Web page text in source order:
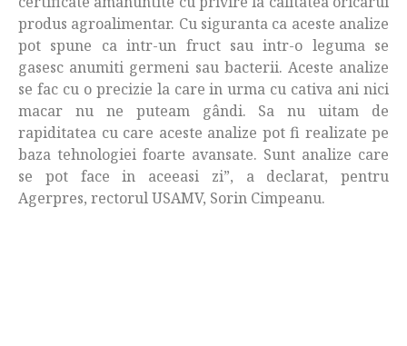
produs agroalimentar. Cu siguranta ca aceste analize
pot spune ca intr-un fruct sau intr-o leguma se
gasesc anumiti germeni sau bacterii. Aceste analize
se fac cu o precizie la care in urma cu cativa ani nici
macar nu ne puteam gândi. Sa nu uitam de
rapiditatea cu care aceste analize pot fi realizate pe
baza tehnologiei foarte avansate. Sunt analize care
se pot face in aceeasi zi”, a declarat, pentru
Agerpres, rectorul USAMV, Sorin Cimpeanu.